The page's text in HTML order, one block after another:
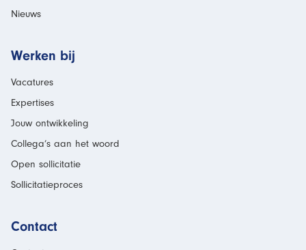
Nieuws
Werken bij
Vacatures
Expertises
Jouw ontwikkeling
Collega’s aan het woord
Open sollicitatie
Sollicitatieproces
Contact